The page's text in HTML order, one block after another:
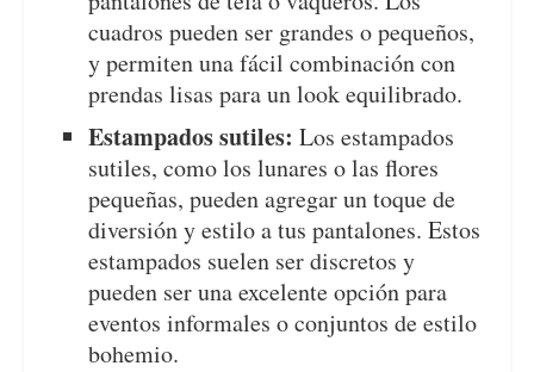
cuadros pueden ser grandes o pequeños,
y permiten una fácil combinación con
prendas lisas para un look equilibrado.
Estampados sutiles: Los estampados
sutiles, como los lunares o las flores
pequeñas, pueden agregar un toque de
diversión y estilo a tus pantalones. Estos
estampados suelen ser discretos y
pueden ser una excelente opción para
eventos informales o conjuntos de estilo
bohemio.